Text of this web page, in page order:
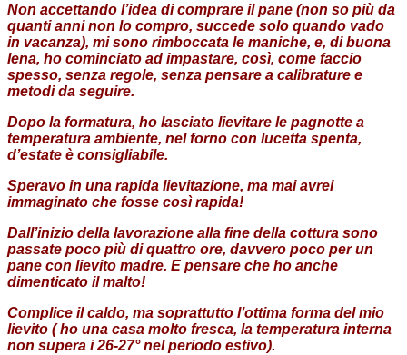
Non accettando l’idea di comprare il pane (non so più da
quanti anni non lo compro, succede solo quando vado
in vacanza), mi sono rimboccata le maniche, e, di buona
lena, ho cominciato ad impastare, così, come faccio
spesso, senza regole, senza pensare a calibrature e
metodi da seguire.
Dopo la formatura, ho lasciato lievitare le pagnotte a
temperatura ambiente, nel forno con lucetta spenta,
d’estate è consigliabile.
Speravo in una rapida lievitazione, ma mai avrei
immaginato che fosse così rapida!
Dall’inizio della lavorazione alla fine della cottura sono
passate poco più di quattro ore, davvero poco per un
pane con lievito madre. E pensare che ho anche
dimenticato il malto!
Complice il caldo, ma soprattutto l’ottima forma del mio
lievito ( ho una casa molto fresca, la temperatura interna
non supera i 26-27° nel periodo estivo).